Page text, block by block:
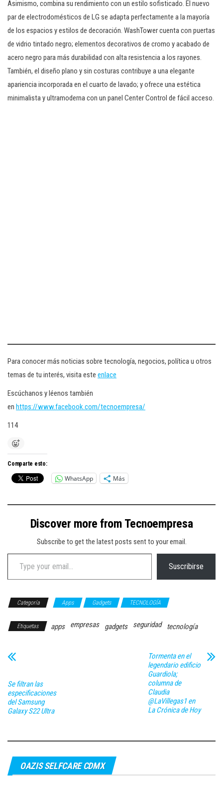
Asimismo, combina su rendimiento con un estilo sofisticado. El nuevo
par de electrodomésticos de LG se adapta perfectamente a la mayoría
de los espacios y estilos de decoración. WashTower cuenta con puertas
de vidrio tintado negro; elementos decorativos de cromo y acabado de
acero negro para más durabilidad con alta resistencia a los rayones.
También, el diseño plano y sin costuras contribuye a una elegante
apariencia incorporada en el cuarto de lavado; y ofrece una estética
minimalista y ultramoderna con un panel Center Control de fácil acceso.
Para conocer más noticias sobre tecnología, negocios, política u otros
temas de tu interés, visita este enlace
Escúchanos y léenos también
en https://www.facebook.com/tecnoempresa/
114
Comparte esto:
WhatsApp Más
Discover more from Tecnoempresa
Subscribe to get the latest posts sent to your email.
Type your email…
Suscribirse
Categoría Apps Gadgets TECNOLOGÍA
Etiquetas apps empresas gadgets seguridad tecnología
Se filtran las
especificaciones
del Samsung
Galaxy S22 Ultra
Tormenta en el
legendario edificio
Guardiola;
columna de
Claudia
@LaVillegas1 en
La Crónica de Hoy
OAZIS SELFCARE CDMX